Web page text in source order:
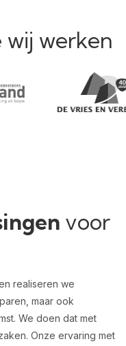
wij werken
voor
realiseren we
maar ook
We doen dat met
Onze ervaring met